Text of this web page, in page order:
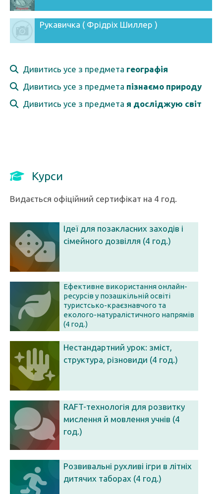
Рукавичка ( Фрідріх Шиллер )
Дивитись усе з предмета географія
Дивитись усе з предмета пізнаємо природу
Дивитись усе з предмета я досліджую світ
Курси
Видається офіційний сертифікат на 4 год.
Ідеї для позакласних заходів і
сімейного дозвілля (4 год.)
Ефективне використання онлайн-
ресурсів у позашкільній освіті
туристсько-краєзнавчого та
еколого-натуралістичного напрямів
(4 год.)
Нестандартний урок: зміст,
структура, різновиди (4 год.)
RAFT-технологія для розвитку
мислення й мовлення учнів (4
год.)
Розвивальні рухливі ігри в літніх
дитячих таборах (4 год.)